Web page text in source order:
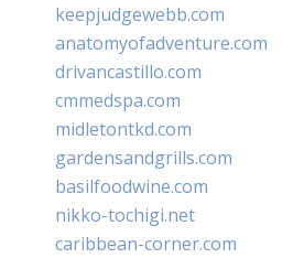
keepjudgewebb.com
anatomyofadventure.com
drivancastillo.com
cmmedspa.com
midletontkd.com
gardensandgrills.com
basilfoodwine.com
nikko-tochigi.net
caribbean-corner.com